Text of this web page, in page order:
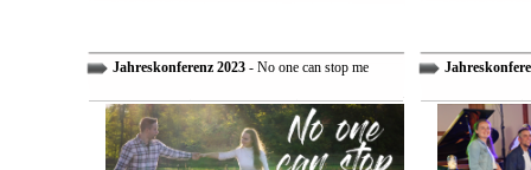
Jahreskonferenz 2023- No one can stop me